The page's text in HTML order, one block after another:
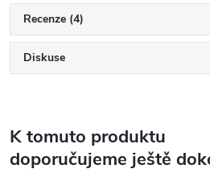
Recenze (4)
Diskuse
K tomuto produktu
doporučujeme ještě